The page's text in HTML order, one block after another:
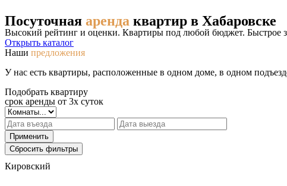
Посуточная аренда квартир в Хабаровске
Высокий рейтинг и оценки. Квартиры под любой бюджет. Быстрое
Открыть каталог
Наши предложения
У нас есть квартиры, расположенные в одном доме, в одном
Подобрать квартиру
срок аренды от 3х суток
Применить
Сбросить фильтры
Кировский